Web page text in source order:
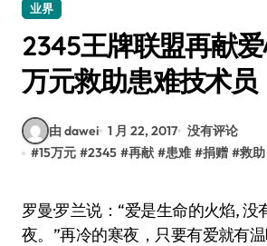
业界
2345王牌联盟再献
万元救助患难技术员
由 dawei 1 月 22, 2017 没有评论
#15万元 #2345 #再献 #患难 #捐赠 #救助
罗曼·罗兰说：“爱是生命的火焰, 没有它, 一切变成黑
夜。”再冷的寒夜，只要有爱就有